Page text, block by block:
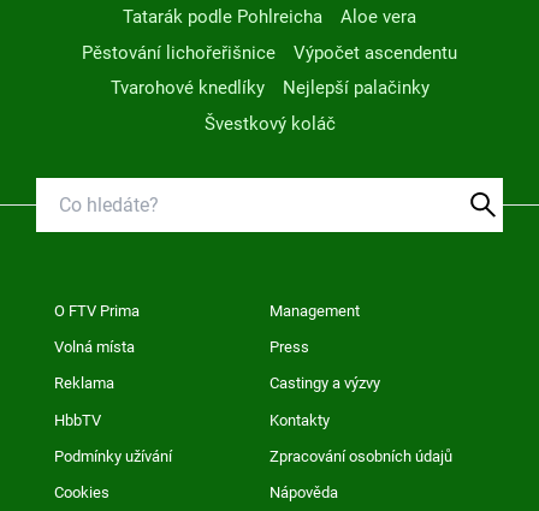
Tatarák podle Pohlreicha
Aloe vera
Pěstování lichořeřišnice
Výpočet ascendentu
Tvarohové knedlíky
Nejlepší palačinky
Švestkový koláč
O FTV Prima Management
Volná místa Press
Reklama Castingy a výzvy
HbbTV Kontakty
Podmínky užívání Zpracování osobních údajů
Cookies Nápověda